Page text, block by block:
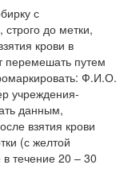
с
до метки,
крови в
перемешать путем
Ф.И.О.
учреждения-
данным,
взятия крови
(с желтой
течение 20 – 30